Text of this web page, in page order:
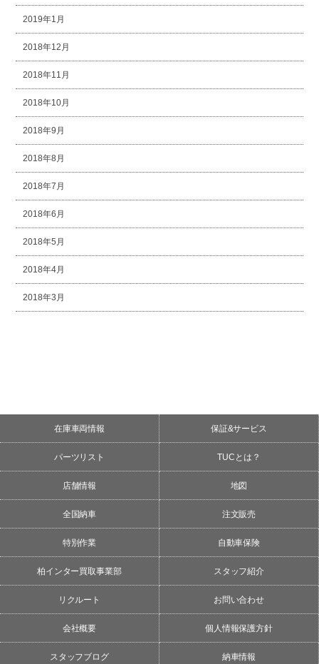
2019年1月
2018年12月
2018年11月
2018年10月
2018年9月
2018年8月
2018年7月
2018年6月
2018年5月
2018年4月
2018年3月
在庫車両情報 保証&サービス
パーツリスト TUCとは？
店舗情報 地図
全国納車 注文販売
特別作業 自動車保険
柏インター買取事業部 スタッフ紹介
リクルート お問い合わせ
会社概要 個人情報保護方針
スタッフブログ 納車情報